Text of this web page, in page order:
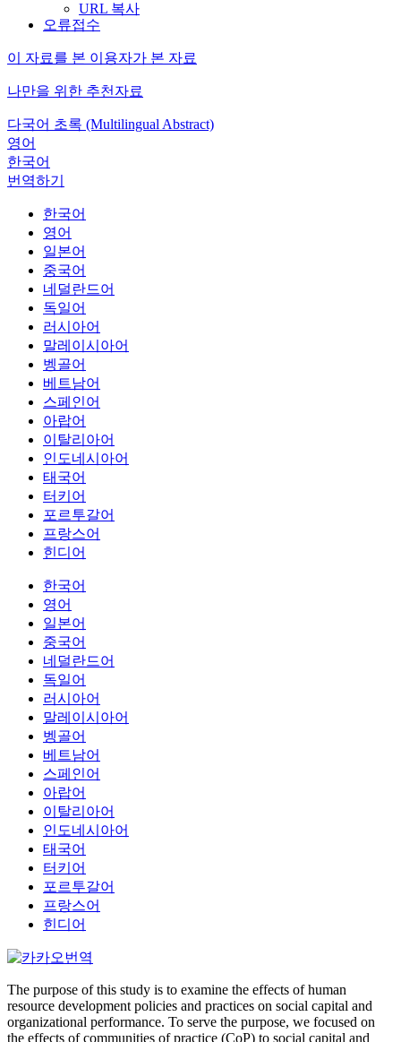
URL 복사
오류접수
이 자료를 본 이용자가 본 자료
나만을 위한 추천자료
다국어 초록 (Multilingual Abstract)
영어
한국어
번역하기
한국어
영어
일본어
중국어
네덜란드어
독일어
러시아어
말레이시아어
벵골어
베트남어
스페인어
아랍어
이탈리아어
인도네시아어
태국어
터키어
포르투갈어
프랑스어
힌디어
한국어
영어
일본어
중국어
네덜란드어
독일어
러시아어
말레이시아어
벵골어
베트남어
스페인어
아랍어
이탈리아어
인도네시아어
태국어
터키어
포르투갈어
프랑스어
힌디어
The purpose of this study is to examine the effects of human
resource development policies and practices on social capital and
organizational performance. To serve the purpose, we focused on
the effects of communities of practice (CoP) to social capital and